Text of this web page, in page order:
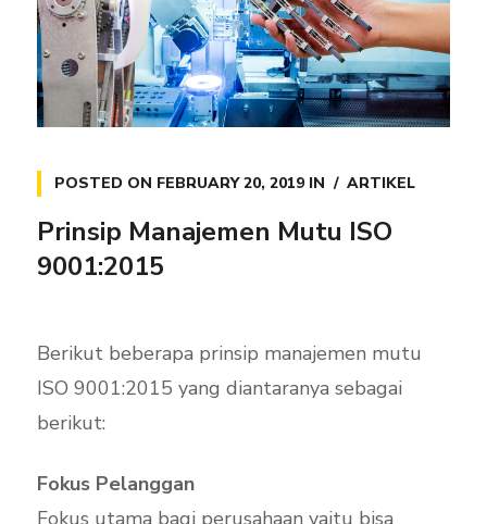
POSTED ON FEBRUARY 20, 2019IN ARTIKEL
Prinsip Manajemen Mutu ISO
9001:2015
Berikut beberapa prinsip manajemen mutu
ISO 9001:2015 yang diantaranya sebagai
berikut:
Fokus Pelanggan
Fokus utama bagi perusahaan yaitu bisa